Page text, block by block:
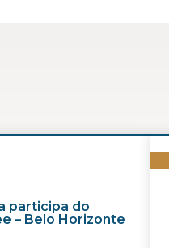
participa do
– Belo Horizonte